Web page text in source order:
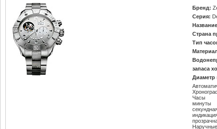
Бренд:
Серия:
Страна
Тип
запаса
Диаметр
Часы
минуты